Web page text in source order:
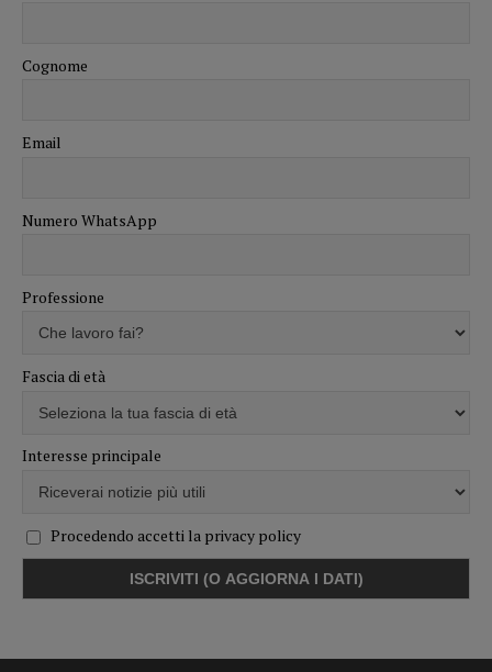
Cognome
Email
Numero WhatsApp
Professione
Fascia di età
Interesse principale
Procedendo accetti la privacy policy